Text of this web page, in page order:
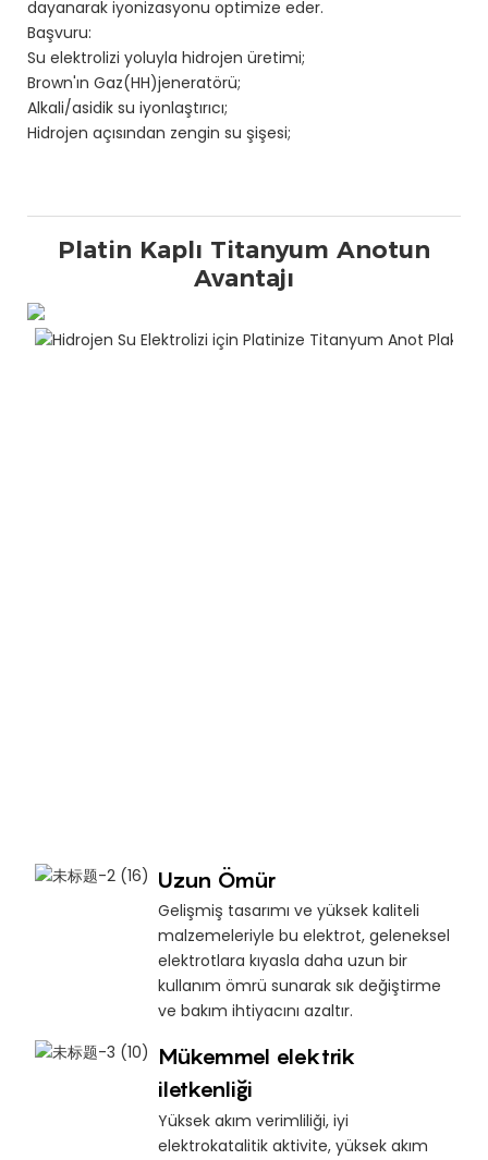
dayanarak iyonizasyonu optimize eder.
Başvuru:
Su elektrolizi yoluyla hidrojen üretimi;
Brown'ın Gaz(HH)jeneratörü;
Alkali/asidik su iyonlaştırıcı;
Hidrojen açısından zengin su şişesi;
Platin Kaplı Titanyum Anotun
Avantajı
Uzun Ömür
Gelişmiş tasarımı ve yüksek kaliteli
malzemeleriyle bu elektrot, geleneksel
elektrotlara kıyasla daha uzun bir
kullanım ömrü sunarak sık değiştirme
ve bakım ihtiyacını azaltır.
Mükemmel elektrik
iletkenliği
Yüksek akım verimliliği, iyi
elektrokatalitik aktivite, yüksek akım